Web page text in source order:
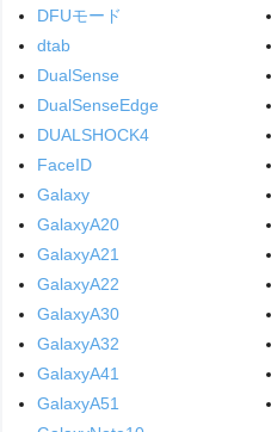
DFUモード
dtab
DualSense
DualSenseEdge
DUALSHOCK4
FaceID
Galaxy
GalaxyA20
GalaxyA21
GalaxyA22
GalaxyA30
GalaxyA32
GalaxyA41
GalaxyA51